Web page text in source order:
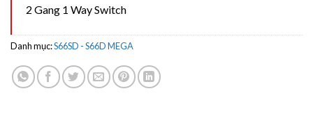
2 Gang 1 Way Switch
Danh mục:S66SD - S66D MEGA